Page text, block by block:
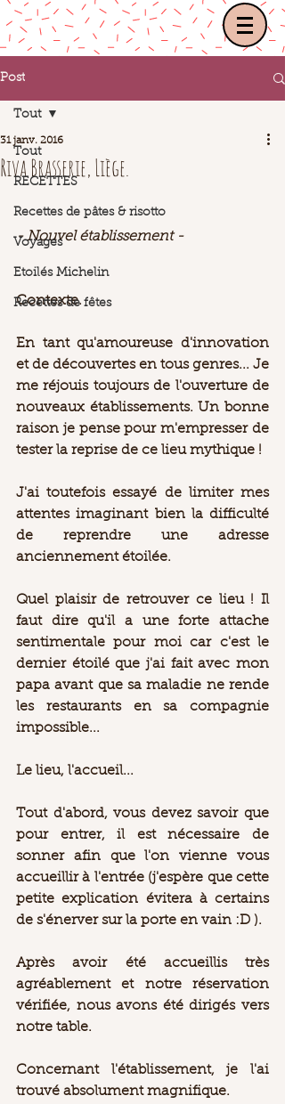
Post
Tout
RECETTES
Recettes de pâtes & risotto
Voyages
Etoilés Michelin
Recettes de fêtes
Tout
Riva Brasserie, Liège.
31 janv. 2016
- Nouvel établissement -
Contexte.
En tant qu'amoureuse d'innovation
et de découvertes en tous genres... Je
me réjouis toujours de l'ouverture de
nouveaux établissements. Un bonne
raison je pense pour m'empresser de
tester la reprise de ce lieu mythique !
J'ai toutefois essayé de limiter mes
attentes imaginant bien la difficulté
de reprendre une adresse
anciennement étoilée.
Quel plaisir de retrouver ce lieu ! Il
faut dire qu'il a une forte attache
sentimentale pour moi car c'est le
dernier étoilé que j'ai fait avec mon
papa avant que sa maladie ne rende
les restaurants en sa compagnie
impossible...
Le lieu, l'accueil...
Tout d'abord, vous devez savoir que
pour entrer, il est nécessaire de
sonner afin que l'on vienne vous
accueillir à l'entrée (j'espère que cette
petite explication évitera à certains
de s'énerver sur la porte en vain :D ).
Après avoir été accueillis très
agréablement et notre réservation
vérifiée, nous avons été dirigés vers
notre table.
Concernant l'établissement, je l'ai
trouvé absolument magnifique.